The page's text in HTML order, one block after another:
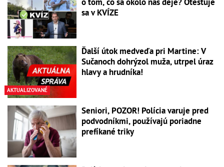
sa v KVÍZE
AKTUALIZOVANÉ
Ďalší útok medveďa pri Martine: V
Sučanoch dohrýzol muža, utrpel úraz
hlavy a hrudníka!
Seniori, POZOR! Polícia varuje pred
podvodníkmi, používajú poriadne
prefíkané triky